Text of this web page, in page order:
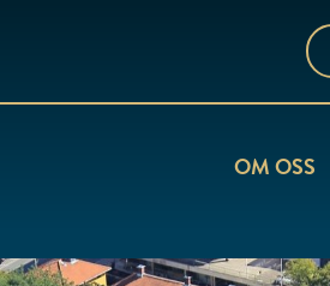
Sök
på
OM OSS